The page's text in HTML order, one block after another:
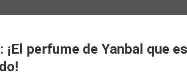
perfume de Yanbal que